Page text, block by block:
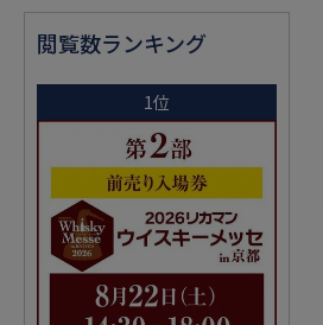
閲覧数ランキング
1位